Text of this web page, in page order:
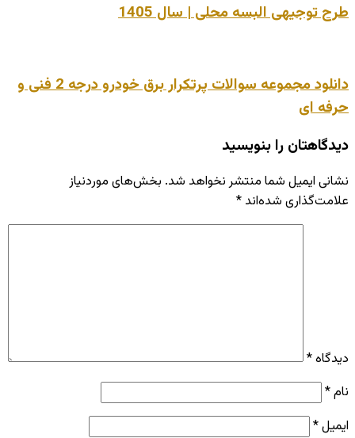
طرح توجیهی البسه محلی | سال 1405
دانلود مجموعه سوالات پرتکرار برق خودرو درجه 2 فنی و
حرفه ای
دیدگاهتان را بنویسید
نشانی ایمیل شما منتشر نخواهد شد. بخش‌های موردنیاز
علامت‌گذاری شده‌اند *
دیدگاه*
نام*
ایمیل*